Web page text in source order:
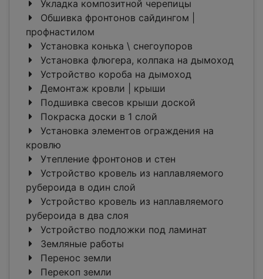
Укладка композитной черепицы
Обшивка фронтонов сайдингом |
профнастилом
Установка конька \ снегоупоров
Установка флюгера, колпака на дымоход
Устройство короба на дымоход
Демонтаж кровли | крыши
Подшивка свесов крыши доской
Покраска доски в 1 слой
Установка элементов ограждения на
кровлю
Утепление фронтонов и стен
Устройство кровель из наплавляемого
рубероида в один слой
Устройство кровель из наплавляемого
рубероида в два слоя
Устройство подложки под ламинат
Земляные работы
Перенос земли
Перекоп земли